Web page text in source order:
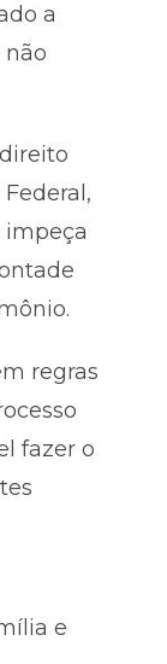
a
impeça
regras
fazer o
e